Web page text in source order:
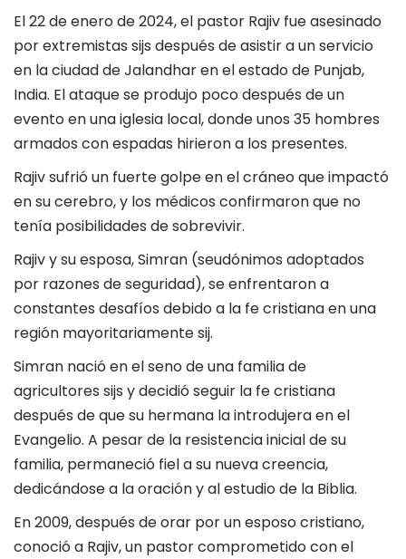
El 22 de enero de 2024, el pastor Rajiv fue asesinado
por extremistas sijs después de asistir a un servicio
en la ciudad de Jalandhar en el estado de Punjab,
India. El ataque se produjo poco después de un
evento en una iglesia local, donde unos 35 hombres
armados con espadas hirieron a los presentes.
Rajiv sufrió un fuerte golpe en el cráneo que impactó
en su cerebro, y los médicos confirmaron que no
tenía posibilidades de sobrevivir.
Rajiv y su esposa, Simran (seudónimos adoptados
por razones de seguridad), se enfrentaron a
constantes desafíos debido a la fe cristiana en una
región mayoritariamente sij.
Simran nació en el seno de una familia de
agricultores sijs y decidió seguir la fe cristiana
después de que su hermana la introdujera en el
Evangelio. A pesar de la resistencia inicial de su
familia, permaneció fiel a su nueva creencia,
dedicándose a la oración y al estudio de la Biblia.
En 2009, después de orar por un esposo cristiano,
conoció a Rajiv, un pastor comprometido con el